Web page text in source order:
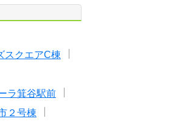
スクエアC棟
ラ箕谷駅前
２号棟